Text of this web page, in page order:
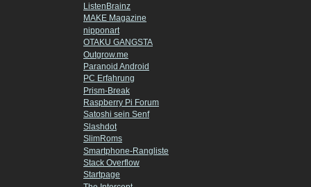
ListenBrainz
MAKE Magazine
nipponart
OTAKU GANGSTA
Outgrow.me
Paranoid Android
PC Erfahrung
Prism-Break
Raspberry Pi Forum
Satoshi sein Senf
Slashdot
SlimRoms
Smartphone-Rangliste
Stack Overflow
Startpage